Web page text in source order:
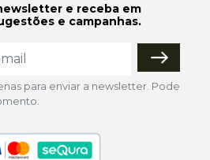
e receba em
e campanhas.
para enviar a newsletter. Pode